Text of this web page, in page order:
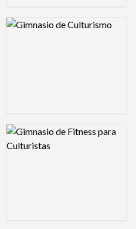
Logo Preview Image
Logo Preview Image